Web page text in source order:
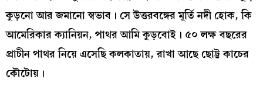
কুড়নো আর জমানো স্বভাব। সে উত্তরবঙ্গের মূর্তি নদী হোক, কি
আমেরিকার ক্যানিয়ন, পাথর আমি কুড়বোই। ৫০ লক্ষ বছরের
প্রাচীন পাথর নিয়ে এসেছি কলকাতায়, রাখা আছে ছোট্ট কাচের
কৌটোয়।